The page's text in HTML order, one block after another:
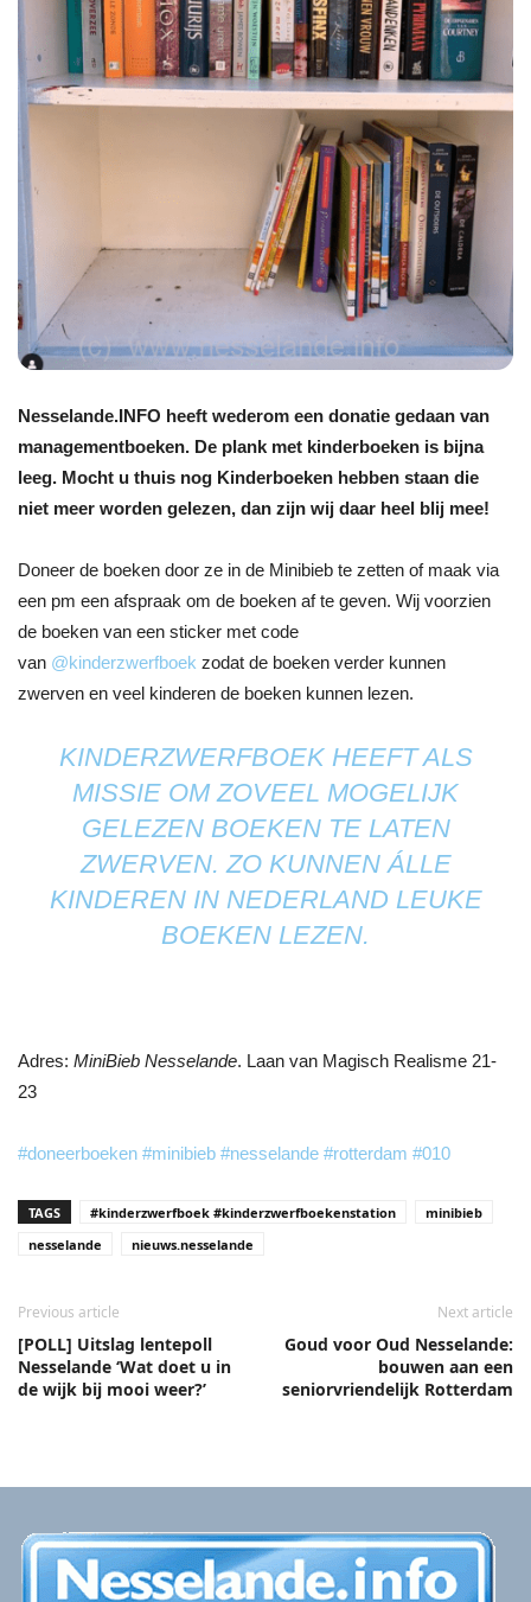
Nesselande.INFO heeft wederom een donatie gedaan van
managementboeken. De plank met kinderboeken is bijna
leeg. Mocht u thuis nog Kinderboeken hebben staan die
niet meer worden gelezen, dan zijn wij daar heel blij mee!
Doneer de boeken door ze in de Minibieb te zetten of maak via
een pm een afspraak om de boeken af te geven. Wij voorzien
de boeken van een sticker met code
van @kinderzwerfboek zodat de boeken verder kunnen
zwerven en veel kinderen de boeken kunnen lezen.
KINDERZWERFBOEK HEEFT ALS
MISSIE OM ZOVEEL MOGELIJK
GELEZEN BOEKEN TE LATEN
ZWERVEN. ZO KUNNEN ÁLLE
KINDEREN IN NEDERLAND LEUKE
BOEKEN LEZEN.
Adres: MiniBieb Nesselande. Laan van Magisch Realisme 21-
23
#doneerboeken #minibieb #nesselande #rotterdam #010
TAGS #kinderzwerfboek #kinderzwerfboekenstation
minibieb
nesselande
nieuws.nesselande
Previous article
[POLL] Uitslag lentepoll
Nesselande ‘Wat doet u in
de wijk bij mooi weer?’
Next article
Goud voor Oud Nesselande:
bouwen aan een
seniorvriendelijk Rotterdam